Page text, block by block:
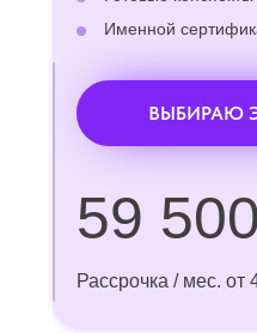
59
Именной
ВЫБИРАЮ
Рассрочка / мес. от